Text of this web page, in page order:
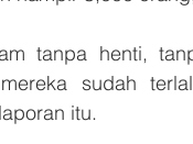
sudah
itu.